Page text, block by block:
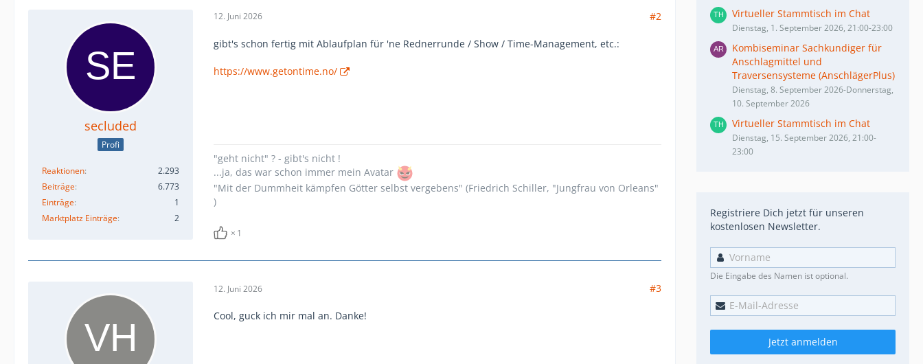
secluded
Profi
Reaktionen
2.293
Beiträge
6.773
Einträge
1
Marktplatz Einträge
2
12. Juni 2026 #2
gibt's schon fertig mit Ablaufplan für 'ne Rednerrunde / Show / Time-Management, etc.:
https://www.getontime.no/
"geht nicht" ? - gibt's nicht !
...ja, das war schon immer mein Avatar
"Mit der Dummheit kämpfen Götter selbst vergebens" (Friedrich Schiller, "Jungfrau von Orleans"
)
1
12. Juni 2026 #3
Cool, guck ich mir mal an. Danke!
Virtueller Stammtisch im Chat
Dienstag, 1. September 2026, 21:00-23:00
Kombiseminar Sachkundiger für
Anschlagmittel und
Traversensysteme (AnschlägerPlus)
Dienstag, 8. September 2026-Donnerstag,
10. September 2026
Virtueller Stammtisch im Chat
Dienstag, 15. September 2026, 21:00-
23:00
Registriere Dich jetzt für unseren
kostenlosen Newsletter.
Die Eingabe des Namen ist optional.
Jetzt anmelden